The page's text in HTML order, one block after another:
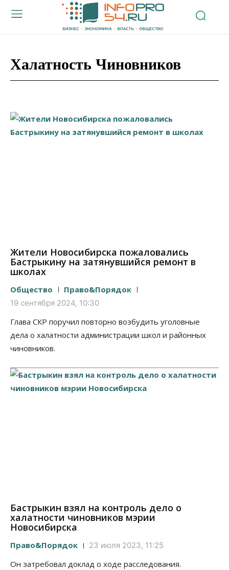
Халатность Чиновников
Жители Новосибирска пожаловались
Бастрыкину на затянувшийся ремонт в
школах
Общество Право&Порядок
19 сентября 2024, 10:30
Глава СКР поручил повторно возбудить уголовные
дела о халатности администрации школ и районных
чиновников.
Бастрыкин взял на контроль дело о
халатности чиновников мэрии
Новосибирска
Право&Порядок 23 июля 2023, 11:25
Он затребовал доклад о ходе расследования.